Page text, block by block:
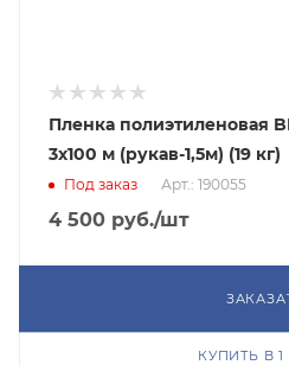
Пленка полиэтиленовая
3x100 м (рукав-1,5м) (19 кг)
Под заказ Арт.: 190055
4 500 руб./шт
КУПИТЬ В